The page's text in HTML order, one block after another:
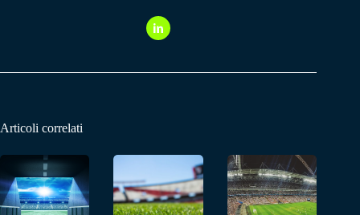
Articoli correlati